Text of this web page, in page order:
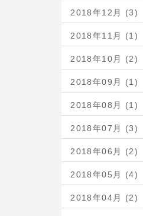
2018年12月 (3)
2018年11月 (1)
2018年10月 (2)
2018年09月 (1)
2018年08月 (1)
2018年07月 (3)
2018年06月 (2)
2018年05月 (4)
2018年04月 (2)